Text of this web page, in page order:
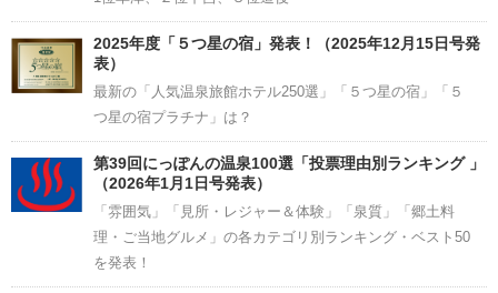
2025年度「５つ星の宿」発表！（2025年12月15日号発
表）
最新の「人気温泉旅館ホテル250選」「５つ星の宿」「５
つ星の宿プラチナ」は？
第39回にっぽんの温泉100選「投票理由別ランキング 」
（2026年1月1日号発表）
「雰囲気」「見所・レジャー＆体験」「泉質」「郷土料
理・ご当地グルメ」の各カテゴリ別ランキング・ベスト50
を発表！